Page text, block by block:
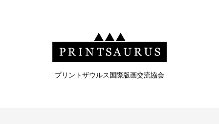
プリントザウルス国際版画交流協会